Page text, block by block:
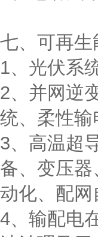
七、可再
1、光伏系
2、并网逆
统、柔性
3、高温超
备、变压
动化、配
4、输配电